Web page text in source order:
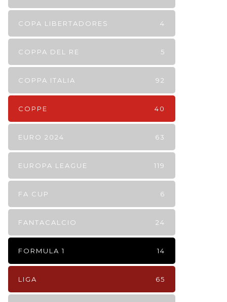
COPA LIBERTADORES 4
COPPA DEL RE 5
COPPA ITALIA 92
COPPE 40
EURO 2024 63
EUROPA LEAGUE 119
FA CUP 6
FANTACALCIO 24
FORMULA 1 14
LIGA 65